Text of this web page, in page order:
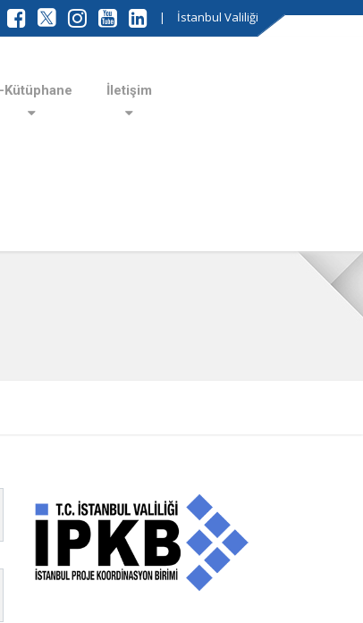
| İstanbul Valiliği
Kütüphane İletişim